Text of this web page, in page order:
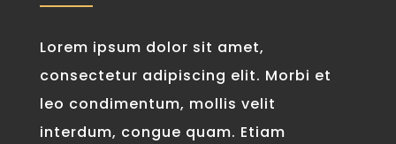
Lorem ipsum dolor sit amet,
consectetur adipiscing elit. Morbi et
leo condimentum, mollis velit
interdum, congue quam. Etiam